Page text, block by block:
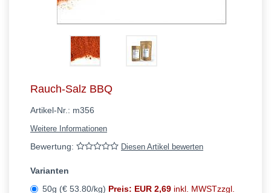
Rauch-Salz BBQ
Artikel-Nr.: m356
Weitere Informationen
Bewertung: Diesen Artikel bewerten
Varianten
50g (€ 53.80/kg) Preis: EUR 2,69 inkl. MWSTzzgl.